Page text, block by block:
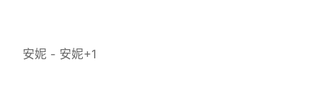
安妮 - 安妮+1